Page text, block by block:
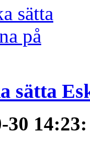
sätta
30 14:23: